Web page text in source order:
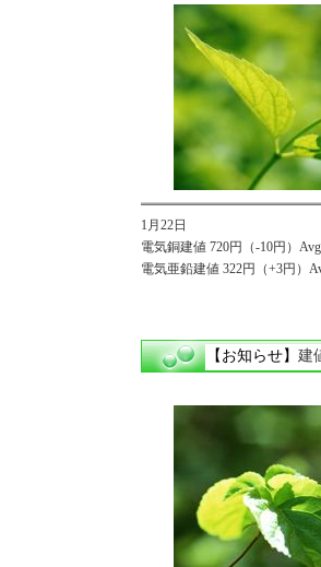
1月22日
電気銅建値 720円（-10円）
電気亜鉛建値 322円（+3円）
【お知らせ】 建